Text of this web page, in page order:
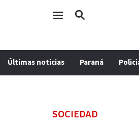
Últimas noticias Paraná
SOCIEDAD